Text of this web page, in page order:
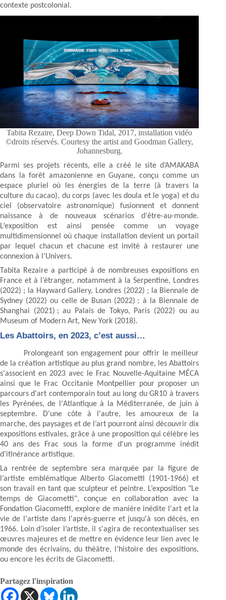
contexte postcolonial.
Tabita Rezaire, Deep Down Tidal, 2017, installation vidéo
©droits réservés. Courtesy the artist and Goodman Gallery,
Johannesburg.
Parmi ses projets récents, elle a créé le site d’AMAKABA
dans la forêt amazonienne en Guyane, conçu comme un
espace pluriel où les énergies de la terre (à travers la
culture du cacao), du corps (avec les doula et le yoga) et du
ciel (observatoire astronomique) fusionnent et donnent
naissance à de nouveaux scénarios d'être-au-monde.
L’exposition est ainsi pensée comme un voyage
multidimensionnel où chaque installation devient un portail
par lequel chacun et chacune est invité à restaurer une
connexion à l’Univers.
Tabita Rezaire a participé à de nombreuses expositions en
France et à l’étranger, notamment à la Serpentine, Londres
(2022) ; la Hayward Gallery, Londres (2022) ; la Biennale de
Sydney (2022) ou celle de Busan (2022) ; à la Biennale de
Shanghai (2021) ; au Palais de Tokyo, Paris (2022) ou au
Museum of Modern Art, New York (2018).
Les Abattoirs, en 2023, c’est aussi…
Prolongeant son engagement pour offrir le meilleur
de la création artistique au plus grand nombre, les Abattoirs
s'associent en 2023 avec le Frac Nouvelle-Aquitaine MÉCA
ainsi que le Frac Occitanie Montpellier pour proposer un
parcours d'art contemporain tout au long du GR10 à travers
les Pyrénées, de l'Atlantique à la Méditerranée, de juin à
septembre. D'une côte à l'autre, les amoureux de la
marche, des paysages et de l’art pourront ainsi découvrir dix
expositions estivales, grâce à une proposition qui célèbre les
40 ans des Frac sous la forme d'un programme inédit
d’itinérance artistique.
La rentrée de septembre sera marquée par la figure de
l’artiste emblématique Alberto Giacometti (1901-1966) et
son travail en tant que sculpteur et peintre. L’exposition "Le
temps de Giacometti", conçue en collaboration avec la
Fondation Giacometti, explore de manière inédite l'art et la
vie de l'artiste dans l'après-guerre et jusqu'à son décès, en
1966. Loin d’isoler l’artiste, il s'agira de recontextualiser ses
œuvres majeures et de mettre en évidence leur lien avec le
monde des écrivains, du théâtre, l’histoire des expositions,
ou encore les écrits de Giacometti.
Partagez l'inspiration